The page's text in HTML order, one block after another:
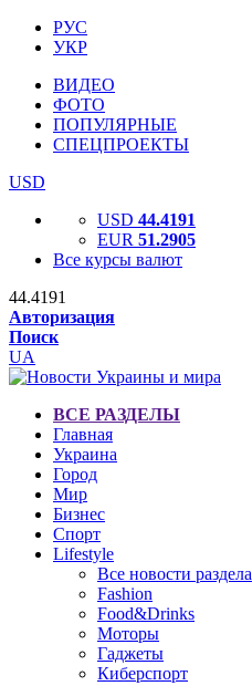
РУС
УКР
ВИДЕО
ФОТО
ПОПУЛЯРНЫЕ
СПЕЦПРОЕКТЫ
USD
USD 44.4191
EUR 51.2905
Все курсы валют
44.4191
Авторизация
Поиск
UA
ВСЕ РАЗДЕЛЫ
Главная
Украина
Город
Мир
Бизнес
Спорт
Lifestyle
Все новости раздела
Fashion
Food&Drinks
Моторы
Гаджеты
Киберспорт